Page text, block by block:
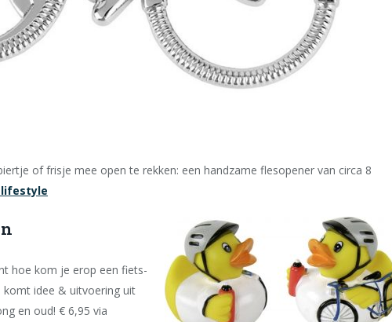
of frisje mee open te rekken: een handzame flesopener van circa 8
hoe kom je erop een fiets-
komt idee & uitvoering uit
en oud! € 6,95 via